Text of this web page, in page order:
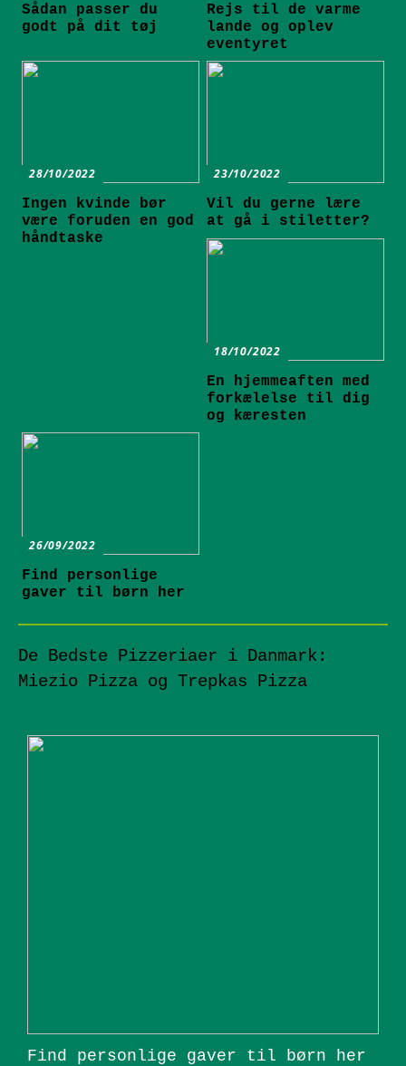
Sådan passer du
godt på dit tøj
Rejs til de varme
lande og oplev
eventyret
28/10/2022
Ingen kvinde bør
være foruden en god
håndtaske
23/10/2022
Vil du gerne lære
at gå i stiletter?
18/10/2022
En hjemmeaften med
forkælelse til dig
og kæresten
26/09/2022
Find personlige
gaver til børn her
De Bedste Pizzeriaer i Danmark:
Miezio Pizza og Trepkas Pizza
Find personlige gaver til børn her